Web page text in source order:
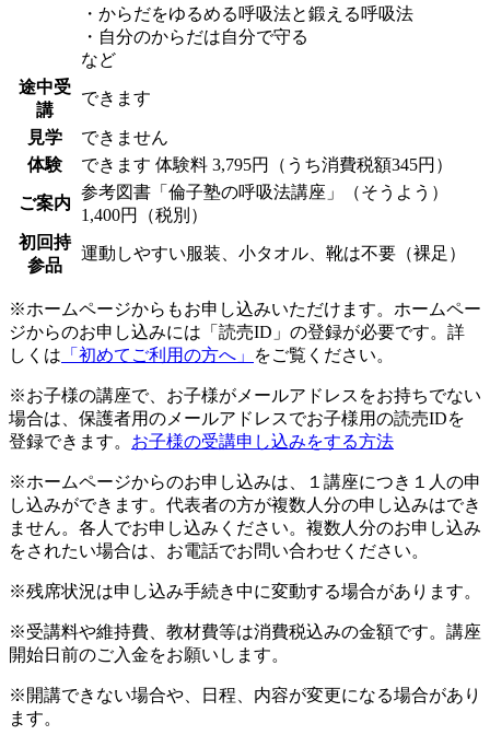
・からだをゆるめる呼吸法と鍛える呼吸法
・自分のからだは自分で守る
など
途中受
講
できます
見学
できません
体験
できます 体験料 3,795円（うち消費税額345円）
ご案内
参考図書「倫子塾の呼吸法講座」（そうよう）
1,400円（税別）
初回持
参品
運動しやすい服装、小タオル、靴は不要（裸足）
※ホームページからもお申し込みいただけます。ホームペー
ジからのお申し込みには「読売ID」の登録が必要です。詳
しくは 「初めてご利用の方へ」 をご覧ください。
※お子様の講座で、お子様がメールアドレスをお持ちでない
場合は、保護者用のメールアドレスでお子様用の読売IDを
登録できます。 お子様の受講申し込みをする方法
※ホームページからのお申し込みは、１講座につき１人の申
し込みができます。代表者の方が複数人分の申し込みはでき
ません。各人でお申し込みください。複数人分のお申し込み
をされたい場合は、お電話でお問い合わせください。
※残席状況は申し込み手続き中に変動する場合があります。
※受講料や維持費、教材費等は消費税込みの金額です。講座
開始日前のご入金をお願いします。
※開講できない場合や、日程、内容が変更になる場合があり
ます。